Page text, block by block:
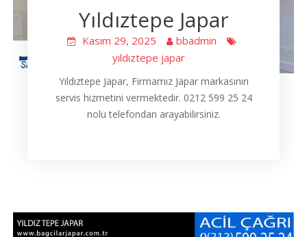
Yıldıztepe Japar
Kasım 29, 2025
bbadmin
yıldıztepe japar
Yıldıztepe Japar, Firmamız Japar markasının
servis hizmetini vermektedir. 0212 599 25 24
nolu telefondan arayabilirsiniz.